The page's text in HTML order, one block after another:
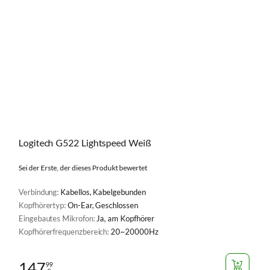
Logitech G522 Lightspeed Weiß
Sei der Erste, der dieses Produkt bewertet
Verbindung: Kabellos, Kabelgebunden
Kopfhörertyp:On-Ear, Geschlossen
Eingebautes Mikrofon: Ja, am Kopfhörer
Kopfhörerfrequenzbereich: 20~20000Hz
99